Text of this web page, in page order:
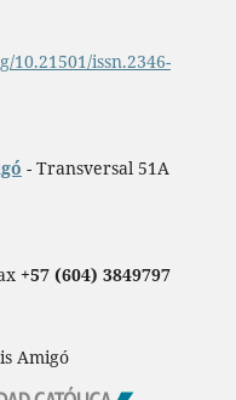
10.21501/issn.2346-
- Transversal 51A
+57 (604) 3849797
Amigó